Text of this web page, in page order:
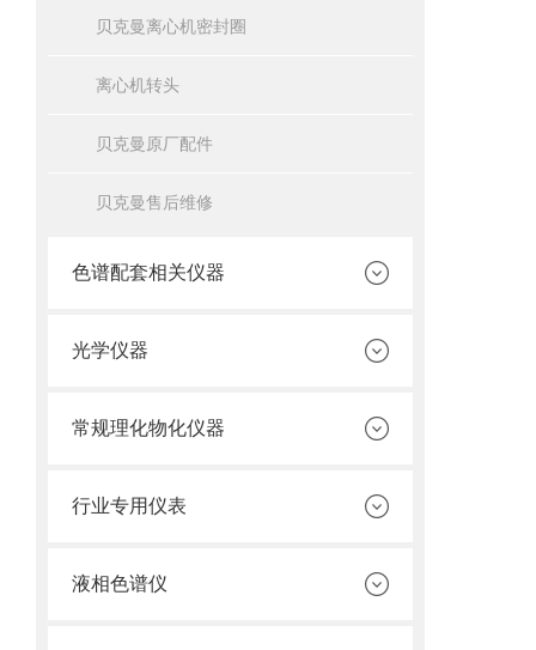
贝克曼离心机密封圈
离心机转头
贝克曼原厂配件
贝克曼售后维修
色谱配套相关仪器
光学仪器
常规理化物化仪器
行业专用仪表
液相色谱仪